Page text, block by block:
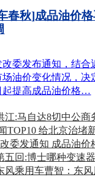
春秋]成品油价
改委发布通知，结合
场油价变化情况，决
起提高成品油价格…
江:马自达8切中公商
TOP10 给北京治堵
委发通知 成品油价
五回:博士哪种变速
风乘用车曹智：东